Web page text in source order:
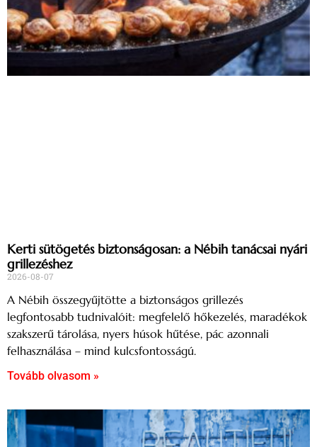
Kerti sütögetés biztonságosan: a Nébih tanácsai nyári
grillezéshez
2026-08-07
A Nébih összegyűjtötte a biztonságos grillezés
legfontosabb tudnivalóit: megfelelő hőkezelés, maradékok
szakszerű tárolása, nyers húsok hűtése, pác azonnali
felhasználása – mind kulcsfontosságú.
Tovább olvasom »